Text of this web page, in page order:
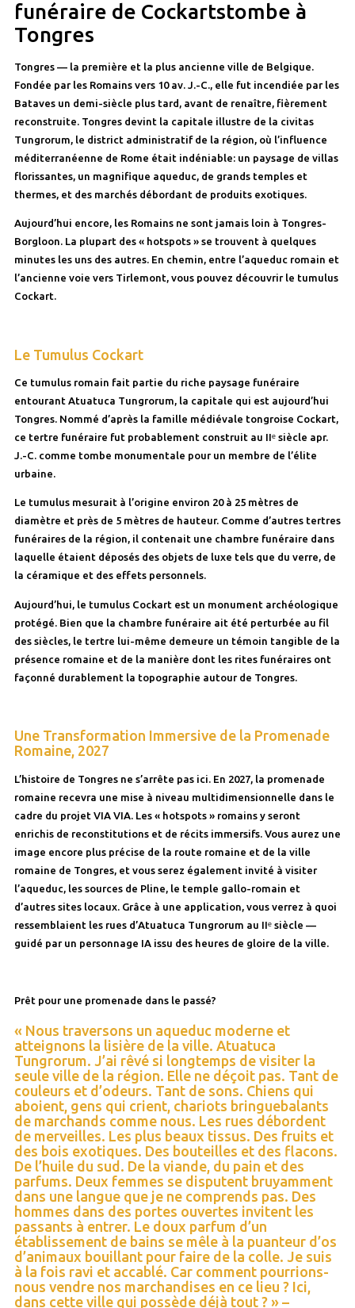
funéraire de Cockartstombe à
Tongres
Tongres — la première et la plus ancienne ville de Belgique.
Fondée par les Romains vers 10 av. J.-C., elle fut incendiée par les
Bataves un demi-siècle plus tard, avant de renaître, fièrement
reconstruite. Tongres devint la capitale illustre de la civitas
Tungrorum, le district administratif de la région, où l’influence
méditerranéenne de Rome était indéniable: un paysage de villas
florissantes, un magnifique aqueduc, de grands temples et
thermes, et des marchés débordant de produits exotiques.
Aujourd’hui encore, les Romains ne sont jamais loin à Tongres-
Borgloon. La plupart des « hotspots » se trouvent à quelques
minutes les uns des autres. En chemin, entre l’aqueduc romain et
l’ancienne voie vers Tirlemont, vous pouvez découvrir le tumulus
Cockart.
Le Tumulus Cockart
Ce tumulus romain fait partie du riche paysage funéraire
entourant Atuatuca Tungrorum, la capitale qui est aujourd’hui
Tongres. Nommé d’après la famille médiévale tongroise Cockart,
ce tertre funéraire fut probablement construit au IIᵉ siècle apr.
J.-C. comme tombe monumentale pour un membre de l’élite
urbaine.
Le tumulus mesurait à l’origine environ 20 à 25 mètres de
diamètre et près de 5 mètres de hauteur. Comme d’autres tertres
funéraires de la région, il contenait une chambre funéraire dans
laquelle étaient déposés des objets de luxe tels que du verre, de
la céramique et des effets personnels.
Aujourd’hui, le tumulus Cockart est un monument archéologique
protégé. Bien que la chambre funéraire ait été perturbée au fil
des siècles, le tertre lui-même demeure un témoin tangible de la
présence romaine et de la manière dont les rites funéraires ont
façonné durablement la topographie autour de Tongres.
Une Transformation Immersive de la Promenade
Romaine, 2027
L’histoire de Tongres ne s’arrête pas ici. En 2027, la promenade
romaine recevra une mise à niveau multidimensionnelle dans le
cadre du projet VIA VIA. Les « hotspots » romains y seront
enrichis de reconstitutions et de récits immersifs. Vous aurez une
image encore plus précise de la route romaine et de la ville
romaine de Tongres, et vous serez également invité à visiter
l’aqueduc, les sources de Pline, le temple gallo-romain et
d’autres sites locaux. Grâce à une application, vous verrez à quoi
ressemblaient les rues d’Atuatuca Tungrorum au IIᵉ siècle —
guidé par un personnage IA issu des heures de gloire de la ville.
Prêt pour une promenade dans le passé?
« Nous traversons un aqueduc moderne et
atteignons la lisière de la ville. Atuatuca
Tungrorum. J’ai rêvé si longtemps de visiter la
seule ville de la région. Elle ne déçoit pas. Tant de
couleurs et d’odeurs. Tant de sons. Chiens qui
aboient, gens qui crient, chariots bringuebalants
de marchands comme nous. Les rues débordent
de merveilles. Les plus beaux tissus. Des fruits et
des bois exotiques. Des bouteilles et des flacons.
De l’huile du sud. De la viande, du pain et des
parfums. Deux femmes se disputent bruyamment
dans une langue que je ne comprends pas. Des
hommes dans des portes ouvertes invitent les
passants à entrer. Le doux parfum d’un
établissement de bains se mêle à la puanteur d’os
d’animaux bouillant pour faire de la colle. Je suis
à la fois ravi et accablé. Car comment pourrions-
nous vendre nos marchandises en ce lieu ? Ici,
dans cette ville qui possède déjà tout ? » –